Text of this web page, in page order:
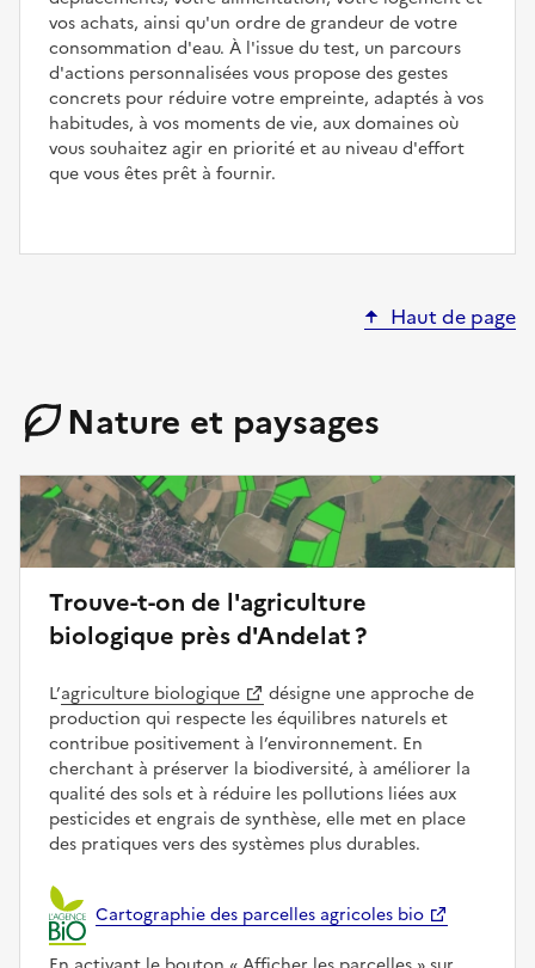
vos achats, ainsi qu'un ordre de grandeur de votre
consommation d'eau. À l'issue du test, un parcours
d'actions personnalisées vous propose des gestes
concrets pour réduire votre empreinte, adaptés à vos
habitudes, à vos moments de vie, aux domaines où
vous souhaitez agir en priorité et au niveau d'effort
que vous êtes prêt à fournir.
Haut de page
Nature et paysages
Trouve-t-on de l'agriculture
biologique près d'Andelat ?
L’agriculture biologique
désigne une approche de
production qui respecte les équilibres naturels et
contribue positivement à l’environnement. En
cherchant à préserver la biodiversité, à améliorer la
qualité des sols et à réduire les pollutions liées aux
pesticides et engrais de synthèse, elle met en place
des pratiques vers des systèmes plus durables.
Cartographie des parcelles agricoles bio